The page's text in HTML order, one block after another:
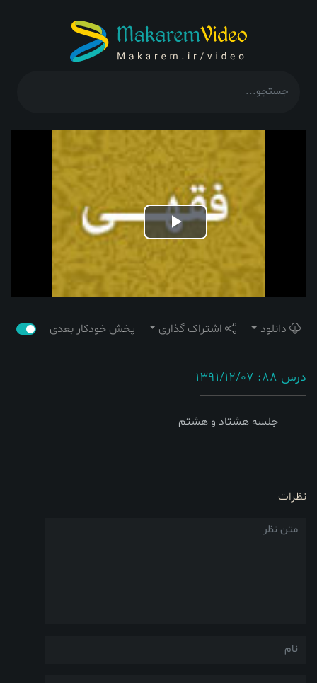
Play
Video
دانلود اشتراک گذاری پخش خودکار بعدی
درس 88: 1391/12/07
جلسه هشتاد و هشتم
نظرات